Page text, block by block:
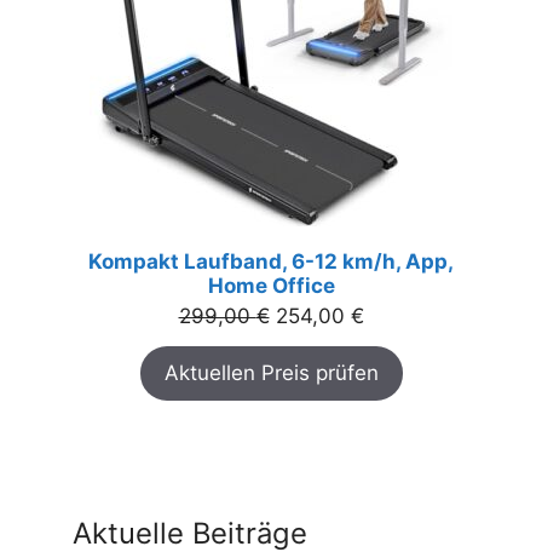
Kompakt Laufband, 6-12 km/h, App,
Home Office
299,00€ Ursprünglicher
Preis
war:
299,00 €
254,00 €Aktueller
Preis
ist:
254,00 €.
Aktuellen Preis prüfen
Aktuelle Beiträge